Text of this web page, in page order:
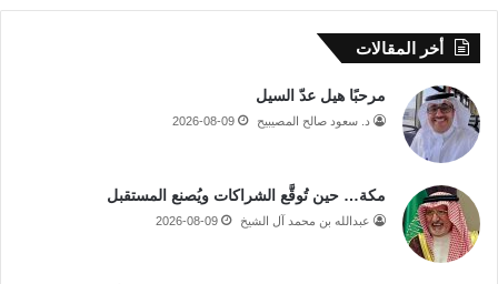
أخر المقالات
مرحبًا هيل عدّ السيل
د. سعود صالح المصيبيح 2026-08-09
مكة… حين تُوقَّع الشراكات ويُصنع المستقبل
عبدالله بن محمد آل الشيخ 2026-08-09